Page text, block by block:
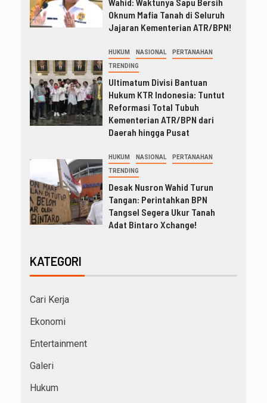
Oknum Mafia Tanah di Seluruh
Jajaran Kementerian ATR/BPN!
HUKUM NASIONAL PERTANAHAN
TRENDING
Ultimatum Divisi Bantuan
Hukum KTR Indonesia: Tuntut
Reformasi Total Tubuh
Kementerian ATR/BPN dari
Daerah hingga Pusat
HUKUM NASIONAL PERTANAHAN
TRENDING
Desak Nusron Wahid Turun
Tangan: Perintahkan BPN
Tangsel Segera Ukur Tanah
Adat Bintaro Xchange!
KATEGORI
Cari Kerja
Ekonomi
Entertainment
Galeri
Hukum